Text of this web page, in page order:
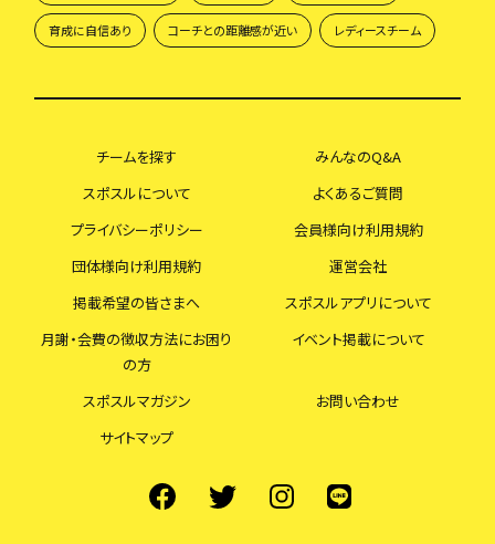
育成に自信あり コーチとの距離感が近い レディースチーム
チームを探す
みんなのQ&A
スポスルについて
よくあるご質問
プライバシーポリシー
会員様向け利用規約
団体様向け利用規約
運営会社
掲載希望の皆さまへ
スポスルアプリについて
月謝・会費の徴収方法にお困り
の方
イベント掲載について
スポスルマガジン
お問い合わせ
サイトマップ